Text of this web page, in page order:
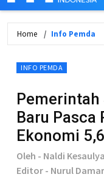
Home Info Pemda
INFO PEMDA
Baru Pasca
Ekonomi
Oleh - Naldi Kesaulya
Editor - Nurul